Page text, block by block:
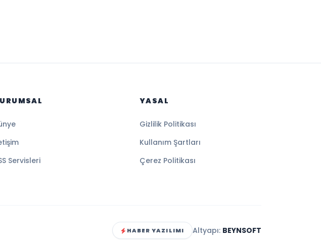
Servisleri
YASAL
Gizlilik Politikası
Kullanım Şartları
Çerez Politikası
HABER YAZILIMI Altyapı: BEYNSOFT